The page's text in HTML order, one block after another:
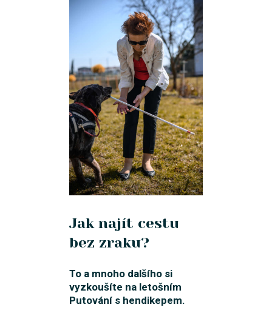
Jak najít cestu
bez zraku?
To a mnoho dalšího si
vyzkoušíte na letošním
Putování s hendikepem.